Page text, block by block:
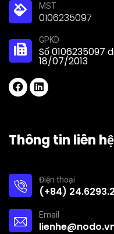
MST
0106235097
GPKD
Số 0106235097
18/07/2013
Thông tin liên hệ
Điện thoại
(+84)
Email